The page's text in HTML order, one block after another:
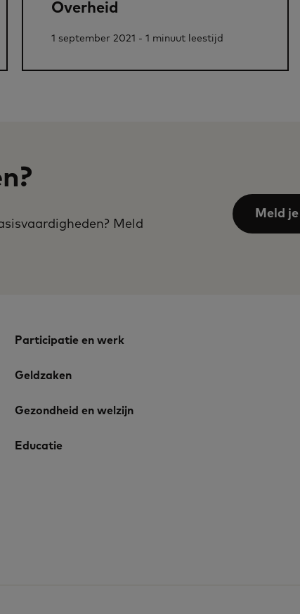
Overheid
1 september 2021 - 1 minuut leestijd
Meld
Meld
Participatie en werk
Geldzaken
Gezondheid en welzijn
Educatie